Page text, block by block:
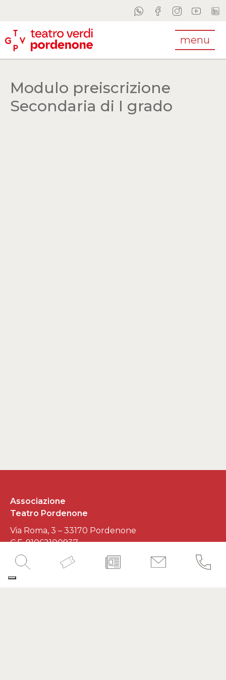
menu
Modulo preiscrizione
Secondaria di I grado
Associazione
Teatro Pordenone
Via Roma, 3 – 33170 Pordenone
C.F. 91062100937
P.IVA 01545620930
Developed by